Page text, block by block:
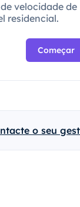
velocidade de
residencial.
Começar
o seu